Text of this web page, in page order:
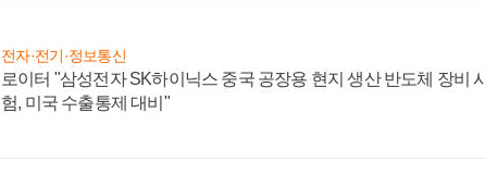
전자·전기·정보통신
로이터 "삼성전자 SK하이닉스 중국 공장용 현지 생산 반도체 장비 시
험, 미국 수출통제 대비"